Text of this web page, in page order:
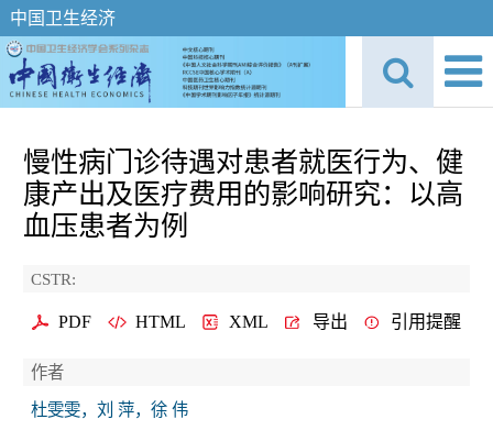
中国卫生经济
慢性病门诊待遇对患者就医行为、健
康产出及医疗费用的影响研究：以高
血压患者为例
CSTR:
PDF HTML XML 导出 引用提醒
作者
杜雯雯，刘 萍，徐 伟